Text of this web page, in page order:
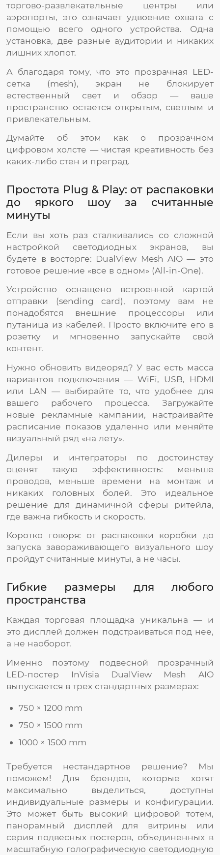
торгово-развлекательные центры или
аэропорты, это означает удвоение охвата с
помощью всего одного устройства. Одна
установка, две разные аудитории и никаких
лишних хлопот.
А благодаря тому, что это прозрачная LED-
сетка (mesh), экран не блокирует
естественный свет и обзор — ваше
пространство остается открытым, светлым и
привлекательным.
Думайте об этом как о прозрачном
цифровом холсте — чистая креативность без
каких-либо стен и преград.
Простота Plug & Play: от распаковки
до яркого шоу за считанные
минуты
Если вы хоть раз сталкивались со сложной
настройкой светодиодных экранов, вы
будете в восторге: DualView Mesh AIO — это
готовое решение «все в одном» (All-in-One).
Устройство оснащено встроенной картой
отправки (sending card), поэтому вам не
понадобятся внешние процессоры или
путаница из кабелей. Просто включите его в
розетку и мгновенно запускайте свой
контент.
Нужно обновить видеоряд? У вас есть масса
вариантов подключения — WiFi, USB, HDMI
или LAN — выбирайте то, что удобнее для
вашего рабочего процесса. Загружайте
новые рекламные кампании, настраивайте
расписание показов удаленно или меняйте
визуальный ряд «на лету».
Дилеры и интеграторы по достоинству
оценят такую эффективность: меньше
проводов, меньше времени на монтаж и
никаких головных болей. Это идеальное
решение для динамичной сферы ритейла,
где важна гибкость и скорость.
Коротко говоря: от распаковки коробки до
запуска завораживающего визуального шоу
пройдут считанные минуты, а не часы.
Гибкие размеры для любого
пространства
Каждая торговая площадка уникальна — и
это дисплей должен подстраиваться под нее,
а не наоборот.
Именно поэтому подвесной прозрачный
LED-постер InVisia DualView Mesh AIO
выпускается в трех стандартных размерах:
750 × 1200 mm
750 × 1500 mm
1000 × 1500 mm
Требуется нестандартное решение? Мы
поможем! Для брендов, которые хотят
максимально выделиться, доступны
индивидуальные размеры и конфигурации.
Это может быть высокий цифровой тотем,
панорамный дисплей для витрины или
серия подвесных постеров, объединенных в
масштабную голографическую светодиодную